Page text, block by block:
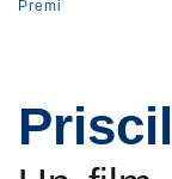
Premi